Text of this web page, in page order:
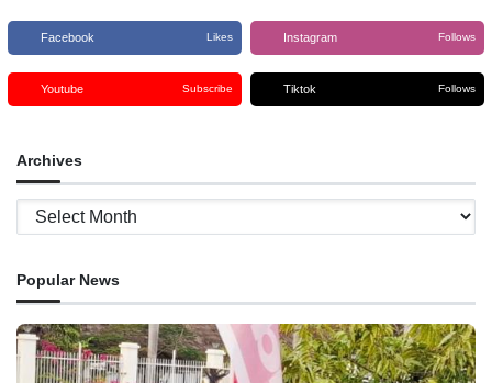
Facebook Likes Instagram Follows
Youtube Subscribe Tiktok Follows
Archives
Archives
Popular News